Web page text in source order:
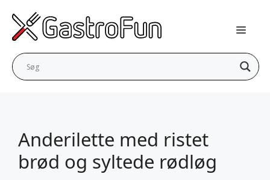
indhold
Anderilette med ristet
brød og syltede rødløg